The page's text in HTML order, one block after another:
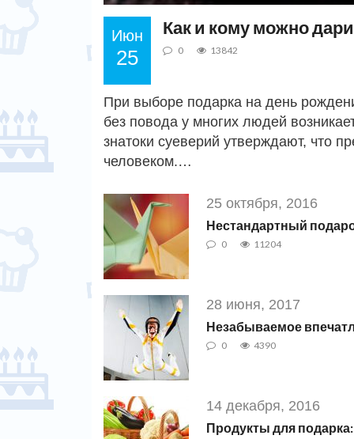
Июн
25
Как и кому можно
0 13842
При выборе подарка на день
без повода у многих людей
знатоки суеверий утверждают, что
человеком.…
25 октября, 2016
Нестандартный
0 11204
28 июня, 2017
Незабываемое
0 4390
14 декабря, 2016
Продукты для